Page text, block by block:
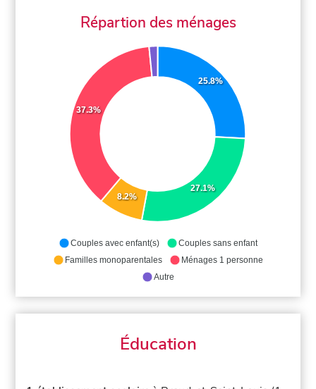
Répartion des ménages
25.8%
27.1%
8.2%
37.3%
Couples avec enfant(s)
Couples sans enfant
Familles monoparentales
Ménages 1 personne
Autre
Éducation